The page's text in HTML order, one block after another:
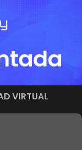
VIRTUAL